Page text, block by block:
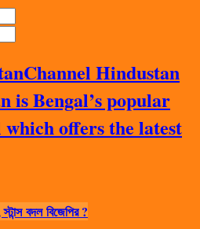
Channel Hindustan
is Bengal’s popular
offers the latest